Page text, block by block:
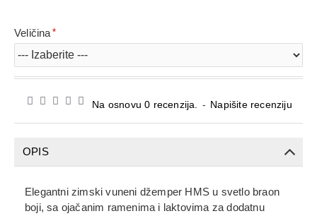
Na osnovu 0 recenzija. - Napišite recenziju
Veličina
OPIS
Elegantni zimski vuneni džemper HMS u svetlo braon
boji, sa ojačanim ramenima i laktovima za dodatnu